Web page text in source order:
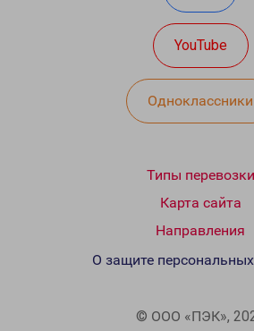
YouTube
Одноклассники
Типы перевозки
Карта сайта
Направления
© ООО «ПЭК»,
О защите